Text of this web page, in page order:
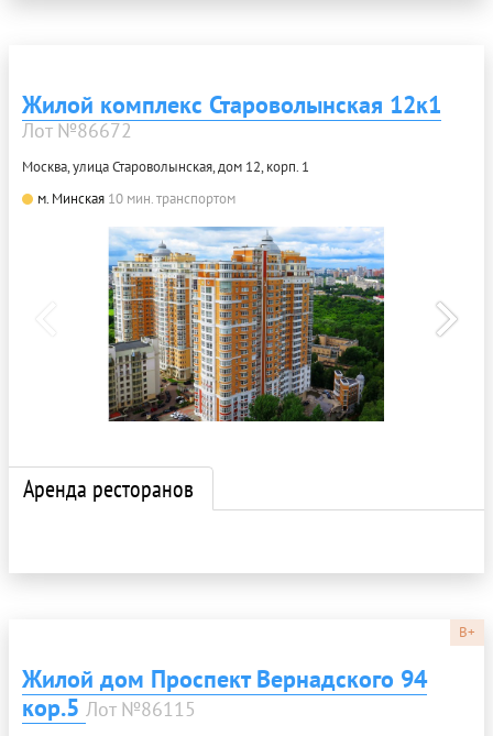
Жилой комплекс Староволынская 12к1
Лот №86672
Москва, улица Староволынская, дом 12, корп. 1
м. Минская 10 мин. транспортом
Аренда ресторанов
B+
Жилой дом Проспект Вернадского 94
кор.5 Лот №86115